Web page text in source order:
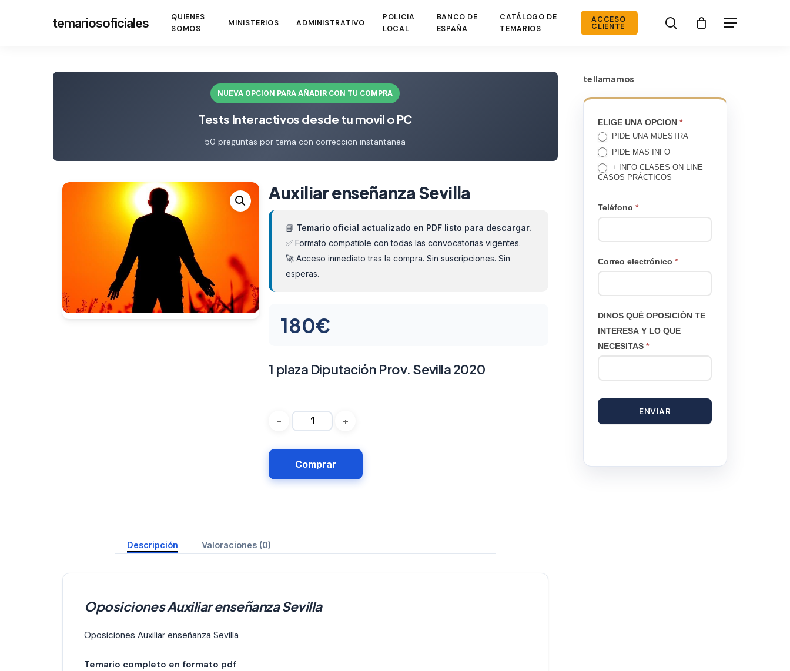
temariosoficiales
QUIENES
SOMOS
MINISTERIOS ADMINISTRATIVO
POLICIA
LOCAL
BANCO DE
ESPAÑA
CATÁLOGO DE
TEMARIOS
ACCESO
CLIENTE search Menú
NUEVA OPCION PARA AÑADIR CON TU COMPRA
Tests Interactivos desde tu movil o PC
50 preguntas por tema con correccion instantanea
Auxiliar enseñanza Sevilla
📘 Temario oficial actualizado en PDF listo para descargar.
✅ Formato compatible con todas las convocatorias vigentes.
🚀 Acceso inmediato tras la compra. Sin suscripciones. Sin
esperas.
180€
1 plaza Diputación Prov. Sevilla 2020
Comprar
Descripción Valoraciones (0)
Oposiciones Auxiliar enseñanza Sevilla
Oposiciones Auxiliar enseñanza Sevilla
Temario completo en formato pdf
te llamamos
TE
LLAMAMOS
ELIGE UNA OPCION*
PIDE UNA MUESTRA
PIDE MAS INFO
+ INFO CLASES ON LINE
CASOS PRÁCTICOS
Teléfono*
Correo electrónico*
DINOS QUÉ OPOSICIÓN TE
INTERESA Y LO QUE
NECESITAS*
ENVIAR